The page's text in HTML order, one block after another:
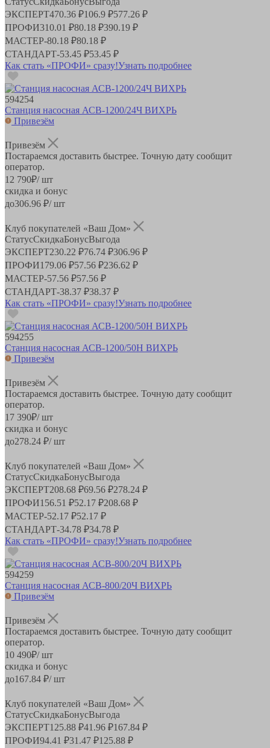
ЭКСПЕРТ470.36 ₽106.9 ₽577.26 ₽
ПРОФИ310.01 ₽80.18 ₽390.19 ₽
МАСТЕР-80.18 ₽80.18 ₽
СТАНДАРТ-53.45 ₽53.45 ₽
Как стать «ПРОФИ» сразу!Узнать подробнее
594254
Станция насосная АСВ-1200/24Ч ВИХРЬ
Привезём
Привезём
Постараемся доставить быстрее. Точную дату сообщит
оператор.
12 790₽/ шт
скидка и бонус
до306.96 ₽/ шт
Клуб покупателей «Ваш Дом»
СтатусСкидкаБонусВыгода
ЭКСПЕРТ230.22 ₽76.74 ₽306.96 ₽
ПРОФИ179.06 ₽57.56 ₽236.62 ₽
МАСТЕР-57.56 ₽57.56 ₽
СТАНДАРТ-38.37 ₽38.37 ₽
Как стать «ПРОФИ» сразу!Узнать подробнее
594255
Станция насосная АСВ-1200/50Н ВИХРЬ
Привезём
Привезём
Постараемся доставить быстрее. Точную дату сообщит
оператор.
17 390₽/ шт
скидка и бонус
до278.24 ₽/ шт
Клуб покупателей «Ваш Дом»
СтатусСкидкаБонусВыгода
ЭКСПЕРТ208.68 ₽69.56 ₽278.24 ₽
ПРОФИ156.51 ₽52.17 ₽208.68 ₽
МАСТЕР-52.17 ₽52.17 ₽
СТАНДАРТ-34.78 ₽34.78 ₽
Как стать «ПРОФИ» сразу!Узнать подробнее
594259
Станция насосная АСВ-800/20Ч ВИХРЬ
Привезём
Привезём
Постараемся доставить быстрее. Точную дату сообщит
оператор.
10 490₽/ шт
скидка и бонус
до167.84 ₽/ шт
Клуб покупателей «Ваш Дом»
СтатусСкидкаБонусВыгода
ЭКСПЕРТ125.88 ₽41.96 ₽167.84 ₽
ПРОФИ94.41 ₽31.47 ₽125.88 ₽